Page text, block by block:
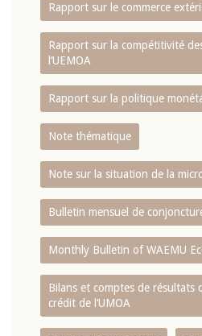
Rapport sur le commerce
Rapport sur la compétitivité
l‘UEMOA
Rapport sur la politique
Note thématique
Note sur la situation de la
Bulletin mensuel de
Monthly Bulletin of WAEMU
Bilans et comptes de résultats
crédit de l‘UMOA